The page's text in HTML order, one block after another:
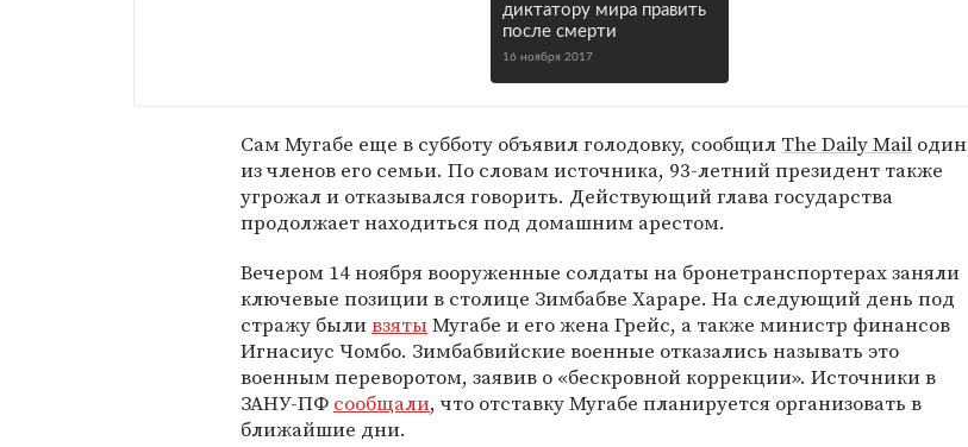
диктатору мира править
после смерти
16 ноября 2017
Сам Мугабе еще в субботу объявил голодовку, сообщил The Daily Mail один
из членов его семьи. По словам источника, 93-летний президент также
угрожал и отказывался говорить. Действующий глава государства
продолжает находиться под домашним арестом.
Вечером 14 ноября вооруженные солдаты на бронетранспортерах заняли
ключевые позиции в столице Зимбабве Хараре. На следующий день под
стражу быливзятыМугабе и его жена Грейс, а также министр финансов
Игнасиус Чомбо. Зимбабвийские военные отказались называть это
военным переворотом, заявив о «бескровной коррекции». Источники в
ЗАНУ-ПФ сообщали, что отставку Мугабе планируется организовать в
ближайшие дни.